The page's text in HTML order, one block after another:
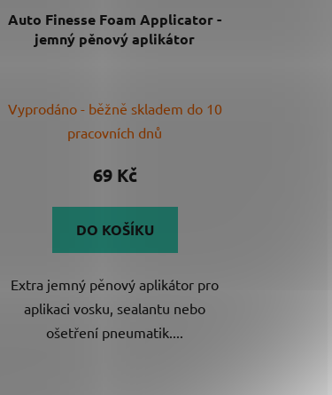
Auto Finesse Foam Applicator -
jemný pěnový aplikátor
Vyprodáno - běžně skladem do 10
pracovních dnů
69 Kč
DO KOŠÍKU
Extra jemný pěnový aplikátor pro
aplikaci vosku, sealantu nebo
ošetření pneumatik....